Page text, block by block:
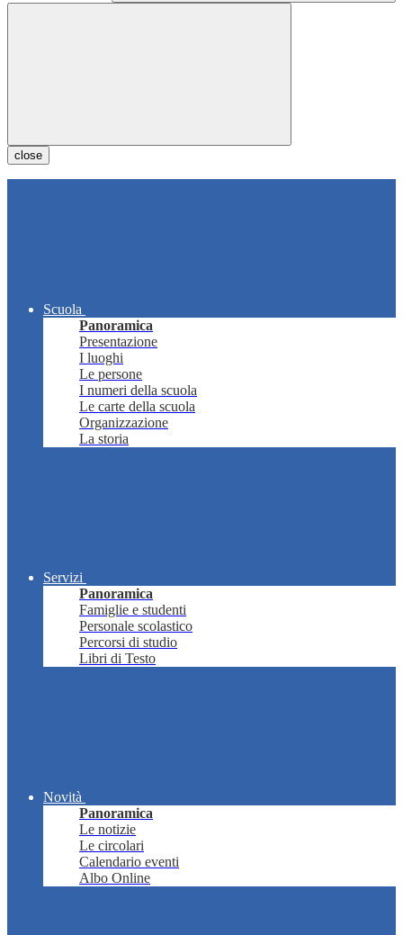
close
Scuola
Panoramica
Presentazione
I luoghi
Le persone
I numeri della scuola
Le carte della scuola
Organizzazione
La storia
Servizi
Panoramica
Famiglie e studenti
Personale scolastico
Percorsi di studio
Libri di Testo
Novità
Panoramica
Le notizie
Le circolari
Calendario eventi
Albo Online